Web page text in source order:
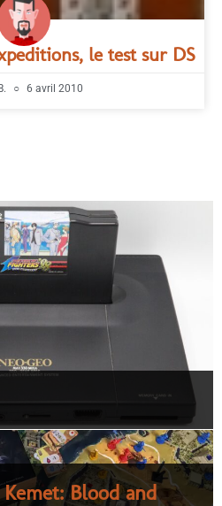
le test sur DS
6 avril 2010
Blood and